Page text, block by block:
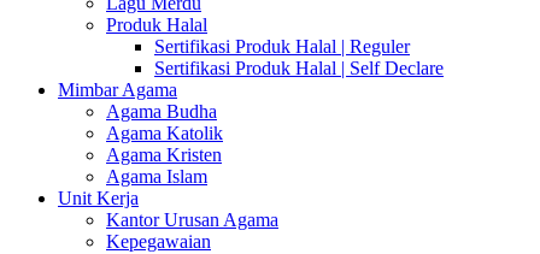
Produk Halal
Sertifikasi Produk Halal | Reguler
Sertifikasi Produk Halal | Self Declare
Mimbar Agama
Agama Budha
Agama Katolik
Agama Kristen
Agama Islam
Unit Kerja
Kantor Urusan Agama
Kepegawaian